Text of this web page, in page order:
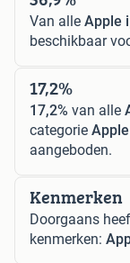
Van alle Apple
beschikbaar
17,2%
17,2% van alle
categorie
aangeboden.
Kenmerken
Doorgaans
kenmerken: